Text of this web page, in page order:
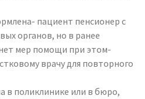
пациент пенсионер с
органов, но в ранее
мер помощи при этом-
врачу для повторного
в поликлинике или в бюро,